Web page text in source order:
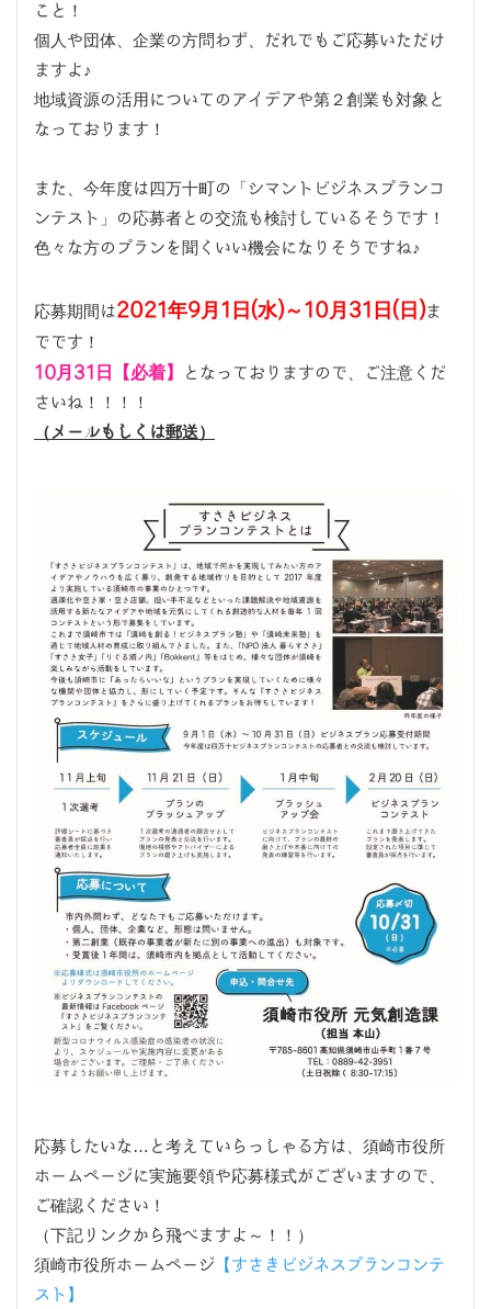
こと！
個人や団体、企業の方問わず、だれでもご応募いただけ
ますよ♪
地域資源の活用についてのアイデアや第２創業も対象と
なっております！
また、今年度は四万十町の「シマントビジネスプランコ
ンテスト」の応募者との交流も検討しているそうです！
色々な方のプランを聞くいい機会になりそうですね♪
応募期間は2021年9月1日(水)～10月31日(日)ま
でです！
10月31日【必着】
となっておりますので、ご注意くだ
さいね！！！！
（メールもしくは郵送）
応募したいな…と考えていらっしゃる方は、須崎市役所
ホームページに実施要領や応募様式がございますので、
ご確認ください！
（下記リンクから飛べますよ～！！）
須崎市役所ホームページ 【すさきビジネスプランコンテ
スト】